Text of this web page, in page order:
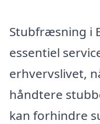
Stubfræsning i
essentiel
erhvervslivet,
håndtere
kan forhindre